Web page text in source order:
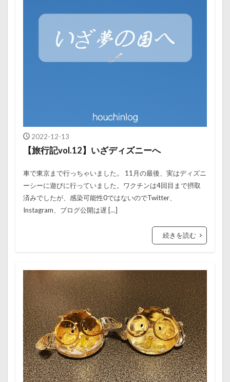
2022-12-13
【旅行記vol.12】いざディズニーへ
車で東京まで行っちゃいました。 11月の最後、実はディズニ
ーシーに遊びに行っていました。ワクチンは4回目まで摂取
済みでしたが、感染可能性0ではないのでTwitter、
Instagram、ブログ公開は遅 […]
続きを読む